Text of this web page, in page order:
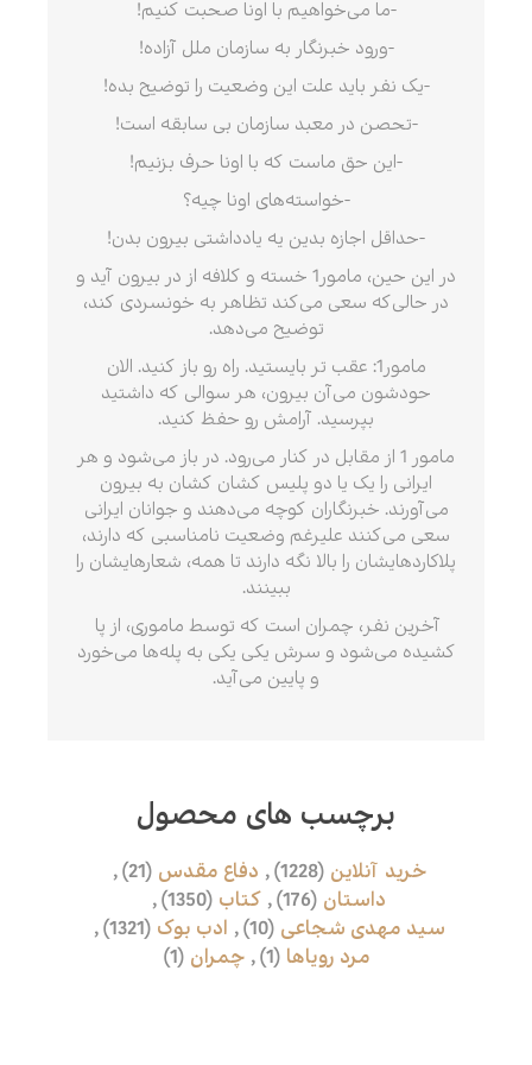
-ما می‌خواهیم با اونا صحبت کنیم!
-ورود خبرنگار به سازمان ملل آزاده!
-یک نفر باید علت این وضعیت را توضیح بده!
-تحصن در معبد سازمان بی سابقه است!
-این حق ماست که با اونا حرف بزنیم!
-خواسته‌های اونا چیه؟
-حداقل اجازه بدین یه یادداشتی بیرون بدن!
در این حین، مامور1 خسته و کلافه از در بیرون آید و
در حالی‌که سعی می‌کند تظاهر به خونسردی کند،
توضیح می‌دهد.
مامور1: عقب تر بایستید. راه رو باز کنید. الان
حودشون می‌آن بیرون، هر سوالی که داشتید
بپرسید. آرامش رو حفظ کنید.
مامور 1 از مقابل در کنار می‌رود. در باز می‌شود و هر
ایرانی را یک یا دو پلیس کشان کشان به بیرون
می‌آورند. خبرنگاران کوچه می‌دهند و جوانان ایرانی
سعی می‌کنند علیرغم وضعیت نامناسبی که دارند،
پلاکاردهایشان را بالا نگه دارند تا همه، شعارهایشان را
ببینند.
آخرین نفر، چمران است که توسط ماموری، از پا
کشیده می‌شود و سرش یکی یکی به پله‌ها می‌خورد
و پایین می‌آید.
برچسب های محصول
خرید آنلاین (1228)
, دفاع مقدس (21)
,
داستان (176)
, کتاب (1350)
,
سید مهدی شجاعی (10)
, ادب بوک (1321)
,
مرد رویاها (1)
, چمران (1)